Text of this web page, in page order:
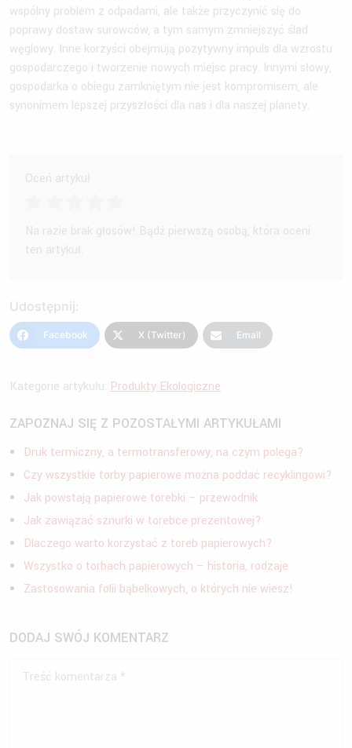
wspólny problem z odpadami, ale także przyczynić się do
poprawy dostaw surowców, a tym samym zmniejszyć ślad
węglowy. Inne korzyści obejmują pozytywny impuls dla wzrostu
gospodarczego i tworzenie nowych miejsc pracy. Innymi słowy,
gospodarka o obiegu zamkniętym nie jest kompromisem, ale
synonimem lepszej przyszłości dla nas i dla naszej planety.
Oceń artykuł
Na razie brak głosów! Bądź pierwszą osobą, która oceni
ten artykuł.
Udostępnij:
Facebook X (Twitter) Email
Kategorie artykułu: Produkty Ekologiczne
ZAPOZNAJ SIĘ Z POZOSTAŁYMI ARTYKUŁAMI
Druk termiczny, a termotransferowy, na czym polega?
Czy wszystkie torby papierowe można poddać recyklingowi?
Jak powstają papierowe torebki – przewodnik
Jak zawiązać sznurki w torebce prezentowej?
Dlaczego warto korzystać z toreb papierowych?
Wszystko o torbach papierowych – historia, rodzaje
Zastosowania folii bąbelkowych, o których nie wiesz!
DODAJ SWÓJ KOMENTARZ